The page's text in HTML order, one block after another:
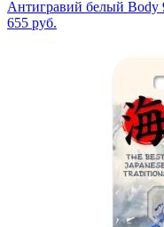
Антигравий белый Body
655 руб.